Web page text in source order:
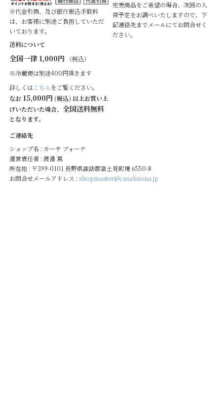
※代金引換、及び銀行振込手数料
は、お客様に別途ご負担していただ
いております。
送料について
全国一律 1,000円 （税込）
※冷蔵便は別途400円頂きます
詳しくはこちらをご覧ください。
なお 15,000円 (税込) 以上お買い上
げいただいた場合、 全国送料無料
となります。
完売商品をご希望の場合、次回の入
荷予定をお調べいたしますので、下
記連絡先までメールにてお問合せく
ださい。
ご連絡先
ショップ名 : カーサ ブォーナ
運営責任者 : 渡邉 篤
所在地 : 〒399-0101 長野県諏訪郡富士見町境 6550-8
お問合せメールアドレス : shopmaster@casabuona.jp